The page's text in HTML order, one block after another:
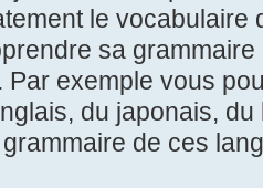
le vocabulaire
sa
Par exemple vous
du japonais,
de ces